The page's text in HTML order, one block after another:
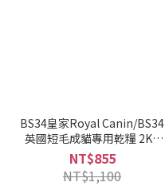
BS34皇家Royal Canin/BS34
英國短毛成貓專用乾糧 2KG
(3182550756419)
NT$855
NT$1,100